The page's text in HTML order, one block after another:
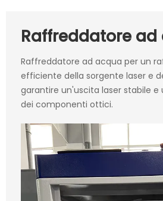
Raffreddatore
Raffreddatore ad acqua per un
efficiente della sorgente laser e
garantire un'uscita laser stabile e
dei componenti ottici.